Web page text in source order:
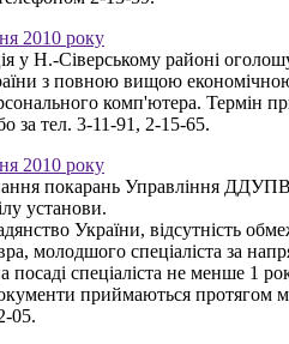
2010 року
у Н.-Сіверському районі
з повною вищою
комп'ютера. Термін
за тел. 3-11-91, 2-15-65.
2010 року
покарань Управління
установи.
України, відсутність
молодшого спеціаліста за
посаді спеціаліста не менше 1
приймаються протягом
05.